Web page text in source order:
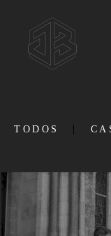
TODOS